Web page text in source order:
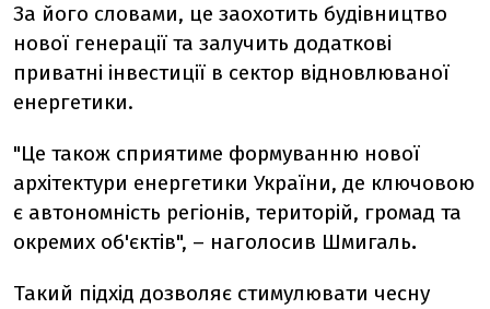
За його словами, це заохотить будівництво
нової генерації та залучить додаткові
приватні інвестиції в сектор відновлюваної
енергетики.
"Це також сприятиме формуванню нової
архітектури енергетики України, де ключовою
є автономність регіонів, територій, громад та
окремих об'єктів", – наголосив Шмигаль.
Такий підхід дозволяє стимулювати чесну